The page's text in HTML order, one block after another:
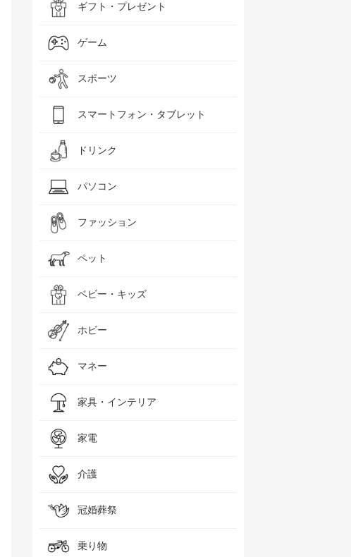
ギフト・プレゼント
ゲーム
スポーツ
スマートフォン・タブレット
ドリンク
パソコン
ファッション
ペット
ベビー・キッズ
ホビー
マネー
家具・インテリア
家電
介護
冠婚葬祭
乗り物